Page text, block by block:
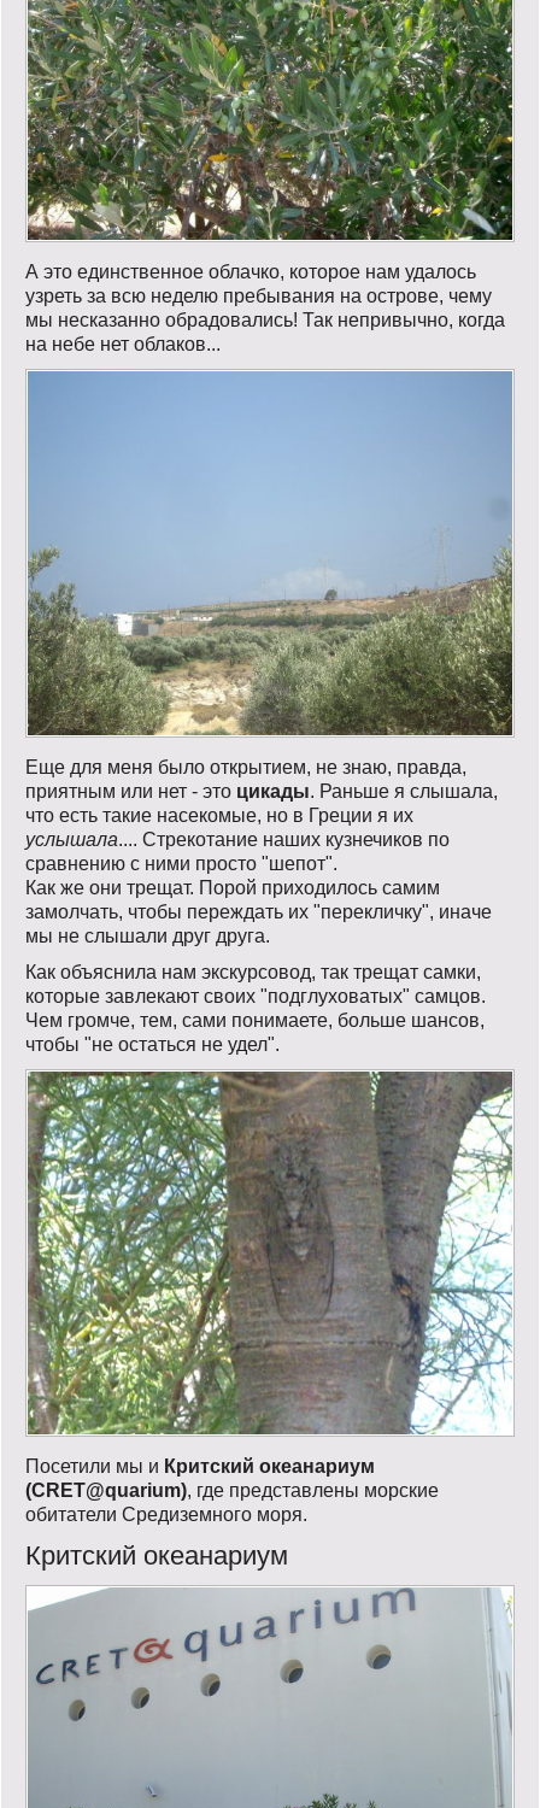
А это единственное облачко, которое нам удалось
узреть за всю неделю пребывания на острове, чему
мы несказанно обрадовались! Так непривычно, когда
на небе нет облаков...
Еще для меня было открытием, не знаю, правда,
приятным или нет - это цикады. Раньше я слышала,
что есть такие насекомые, но в Греции я их
услышала.... Стрекотание наших кузнечиков по
сравнению с ними просто "шепот".
Как же они трещат. Порой приходилось самим
замолчать, чтобы переждать их "перекличку", иначе
мы не слышали друг друга.
Как объяснила нам экскурсовод, так трещат самки,
которые завлекают своих "подглуховатых" самцов.
Чем громче, тем, сами понимаете, больше шансов,
чтобы "не остаться не удел".
Посетили мы и Критский океанариум
(CRET@quarium), где представлены морские
обитатели Средиземного моря.
Критский океанариум